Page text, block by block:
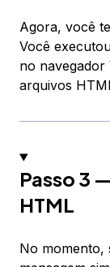
Agora, você
Você
no navegador
arquivos
Passo 3
HTML
No momento,